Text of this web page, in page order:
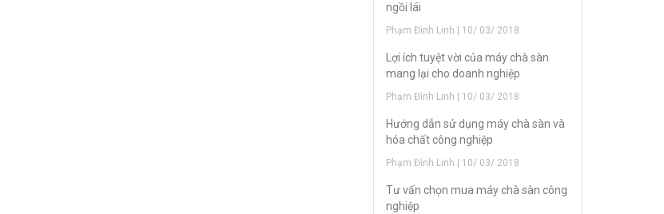
ngồi lái
Phạm Đình Linh | 10/ 03/ 2018
Lợi ích tuyệt vời của máy chà sàn
mang lại cho doanh nghiệp
Phạm Đình Linh | 10/ 03/ 2018
Hướng dẫn sử dụng máy chà sàn và
hóa chất công nghiệp
Phạm Đình Linh | 10/ 03/ 2018
Tư vấn chọn mua máy chà sàn công
nghiệp